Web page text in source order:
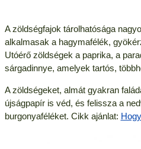
A zöldségfajok tárolhatósága
alkalmasak a hagymafélék,
Utóérő zöldségek a paprika, a
sárgadinnye, amelyek tartós,
A zöldségeket, almát gyakran
újságpapír is véd, és felissza a
burgonyaféléket. Cikk ajánlat: